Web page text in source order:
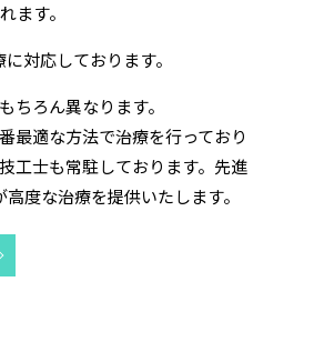
ます。
対応しております。
ちろん異なります。
最適な方法で治療を行っており
工士も常駐しております。先進
度な治療を提供いたします。